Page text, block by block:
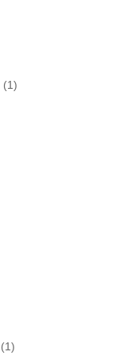
(1)
(1)